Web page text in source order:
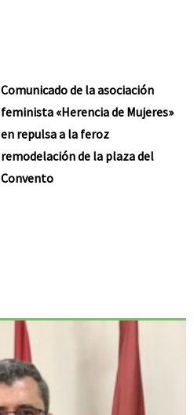
Comunicado de la asociación
feminista «Herencia de Mujeres»
en repulsa a la feroz
remodelación de la plaza del
Convento